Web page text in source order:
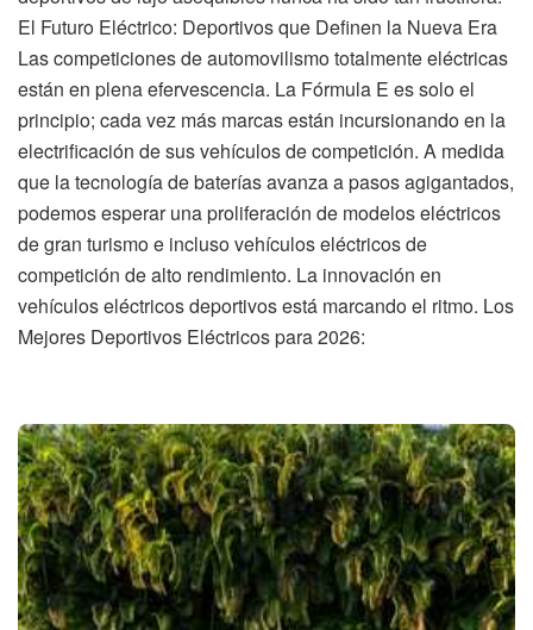
El Futuro Eléctrico: Deportivos que Definen la Nueva Era
Las competiciones de automovilismo totalmente eléctricas
están en plena efervescencia. La Fórmula E es solo el
principio; cada vez más marcas están incursionando en la
electrificación de sus vehículos de competición. A medida
que la tecnología de baterías avanza a pasos agigantados,
podemos esperar una proliferación de modelos eléctricos
de gran turismo e incluso vehículos eléctricos de
competición de alto rendimiento. La innovación en
vehículos eléctricos deportivos está marcando el ritmo. Los
Mejores Deportivos Eléctricos para 2026: